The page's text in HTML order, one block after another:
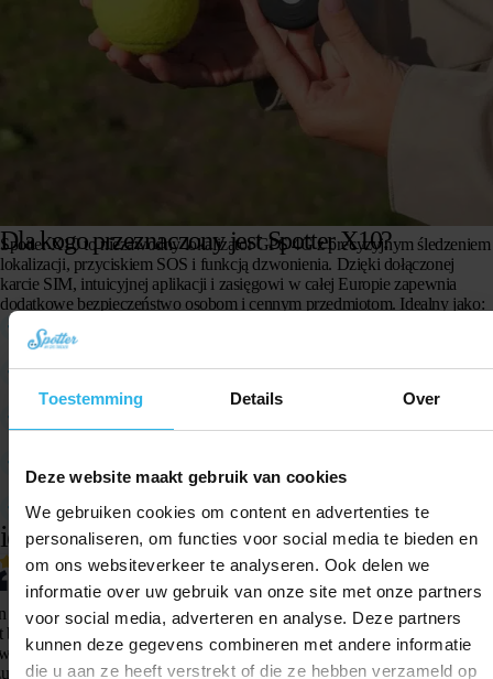
Toestemming Details Over
Deze website maakt gebruik van cookies
We gebruiken cookies om content en advertenties te
personaliseren, om functies voor social media te bieden en
om ons websiteverkeer te analyseren. Ook delen we
informatie over uw gebruik van onze site met onze partners
voor social media, adverteren en analyse. Deze partners
kunnen deze gegevens combineren met andere informatie
die u aan ze heeft verstrekt of die ze hebben verzameld op
Dla kogo przeznaczony jest Spotter X10?
Spotter X10 to niezawodny lokalizator GPS 4G z precyzyjnym śledzeniem
lokalizacji, przyciskiem SOS i funkcją dzwonienia. Dzięki dołączonej
karcie SIM, intuicyjnej aplikacji i zasięgowi w całej Europie zapewnia
dodatkowe bezpieczeństwo osobom i cennym przedmiotom. Idealny jako:
Lokalizator GPS dla
Lokalizator GPS dlaseniorów
Lokalizator GPS dobagażu i cennych przedmiotów
Cię, co myślą inni?
lokalizator to dokładnie to, czego szukałem. Lokalizowanie
bardzo dokładne, a przy każdym ruchu od razu dostaję
Idealny do miasta! Bez miesięcznych opłat i od
gotowy do użycia. Świetny produkt.
Fajny
W użyciu